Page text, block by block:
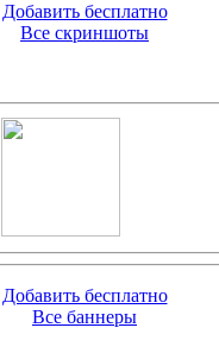
Добавить бесплатно
Все скриншоты
Добавить бесплатно
Все баннеры